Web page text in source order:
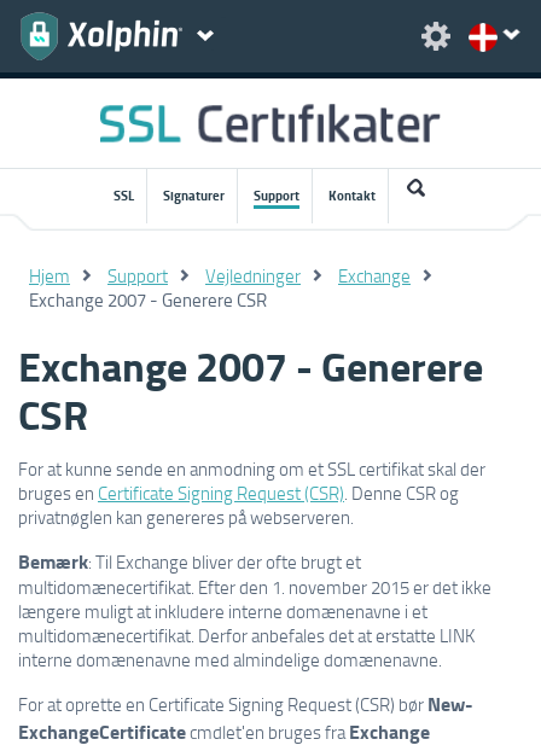
SSL Signaturer Support Kontakt
Hjem Support Vejledninger Exchange
Exchange 2007 - Generere CSR
Exchange 2007 - Generere
CSR
For at kunne sende en anmodning om et SSL certifikat skal der
bruges en Certificate Signing Request (CSR) . Denne CSR og
privatnøglen kan genereres på webserveren.
Bemærk: Til Exchange bliver der ofte brugt et
multidomænecertifikat. Efter den 1. november 2015 er det ikke
længere muligt at inkludere interne domænenavne i et
multidomænecertifikat. Derfor anbefales det at erstatte LINK
interne domænenavne med almindelige domænenavne.
For at oprette en Certificate Signing Request (CSR) bør New-
ExchangeCertificatecmdlet'en bruges fra Exchange